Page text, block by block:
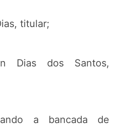
titular;
Dias dos Santos,
a bancada de